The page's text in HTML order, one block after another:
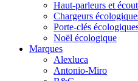
Haut-parleurs et
Chargeurs
Porte-clés
Noël écologique
Marques
Alexluca
Antonio-Miro